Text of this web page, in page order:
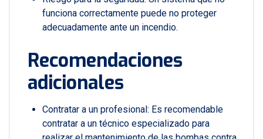
funciona correctamente puede no proteger
adecuadamente ante un incendio.
Recomendaciones
adicionales
Contratar a un profesional: Es recomendable
contratar a un técnico especializado para